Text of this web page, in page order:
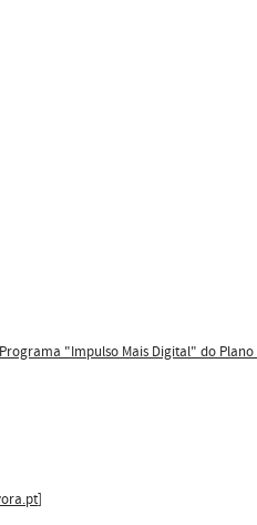
"Impulso Mais Digital" do Plano
]